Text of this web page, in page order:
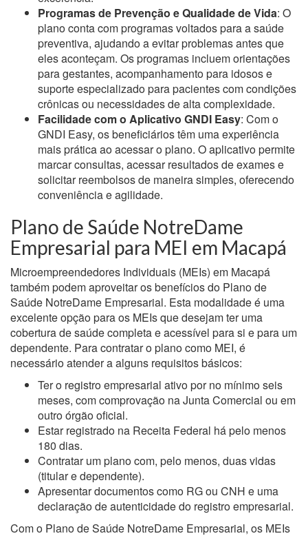
Programas de Prevenção e Qualidade de Vida: O
plano conta com programas voltados para a saúde
preventiva, ajudando a evitar problemas antes que
eles aconteçam. Os programas incluem orientações
para gestantes, acompanhamento para idosos e
suporte especializado para pacientes com condições
crônicas ou necessidades de alta complexidade.
Facilidade com o Aplicativo GNDI Easy: Com o
GNDI Easy, os beneficiários têm uma experiência
mais prática ao acessar o plano. O aplicativo permite
marcar consultas, acessar resultados de exames e
solicitar reembolsos de maneira simples, oferecendo
conveniência e agilidade.
Plano de Saúde NotreDame
Empresarial para MEI em Macapá
Microempreendedores Individuais (MEIs) em Macapá
também podem aproveitar os benefícios do Plano de
Saúde NotreDame Empresarial. Esta modalidade é uma
excelente opção para os MEIs que desejam ter uma
cobertura de saúde completa e acessível para si e para um
dependente. Para contratar o plano como MEI, é
necessário atender a alguns requisitos básicos:
Ter o registro empresarial ativo por no mínimo seis
meses, com comprovação na Junta Comercial ou em
outro órgão oficial.
Estar registrado na Receita Federal há pelo menos
180 dias.
Contratar um plano com, pelo menos, duas vidas
(titular e dependente).
Apresentar documentos como RG ou CNH e uma
declaração de autenticidade do registro empresarial.
Com o Plano de Saúde NotreDame Empresarial, os MEIs